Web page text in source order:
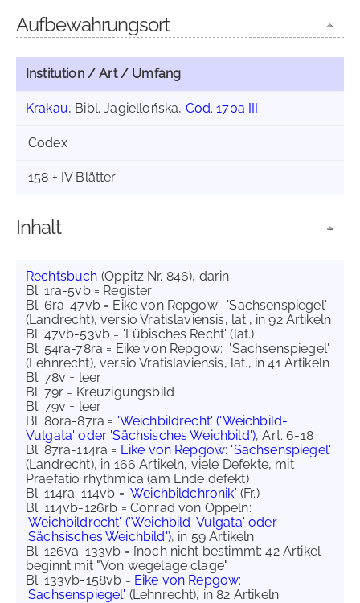
Aufbewahrungsort
Institution / Art / Umfang
Krakau, Bibl. Jagiellońska, Cod. 170a III
Codex
158 + IV Blätter
Inhalt
Rechtsbuch (Oppitz Nr. 846), darin
Bl. 1ra-5vb = Register
Bl. 6ra-47vb = Eike von Repgow: 'Sachsenspiegel'
(Landrecht), versio Vratislaviensis, lat., in 92 Artikeln
Bl. 47vb-53vb = 'Lübisches Recht' (lat.)
Bl. 54ra-78ra = Eike von Repgow: 'Sachsenspiegel'
(Lehnrecht), versio Vratislaviensis, lat., in 41 Artikeln
Bl. 78v = leer
Bl. 79r = Kreuzigungsbild
Bl. 79v = leer
Bl. 80ra-87ra = 'Weichbildrecht' ('Weichbild-
Vulgata' oder 'Sächsisches Weichbild'), Art. 6-18
Bl. 87ra-114ra = Eike von Repgow: 'Sachsenspiegel'
(Landrecht), in 166 Artikeln, viele Defekte, mit
Praefatio rhythmica (am Ende defekt)
Bl. 114ra-114vb = 'Weichbildchronik' (Fr.)
Bl. 114vb-126rb = Conrad von Oppeln:
'Weichbildrecht' ('Weichbild-Vulgata' oder
'Sächsisches Weichbild'), in 59 Artikeln
Bl. 126va-133vb = [noch nicht bestimmt: 42 Artikel -
beginnt mit "Von wegelage clage"
Bl. 133vb-158vb = Eike von Repgow:
'Sachsenspiegel' (Lehnrecht), in 82 Artikeln